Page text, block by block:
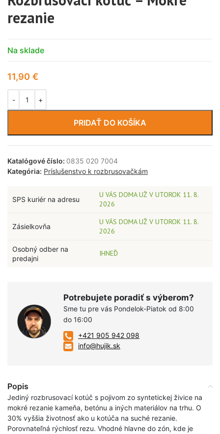
rezanie
Na sklade
11,90 €
PRIDAŤ DO KOŠÍKA
Katalógové číslo: 0835 020 7004
Kategória: Príslušenstvo k rozbrusovačkám
SPS kuriér na adresu
U VÁS DOMA UŽ V UTOROK 11. 8.
2026
Zásielkovňa
U VÁS DOMA UŽ V UTOROK 11. 8.
2026
Osobný odber na
predajni
IHNEĎ
Potrebujete poradiť s výberom?
Sme tu pre vás Pondelok-Piatok od 8:00
do 16:00
+421 905 942 098
info@hujik.sk
Popis
Jediný rozbrusovací kotúč s pojivom zo syntetickej živice na
mokré rezanie kameňa, betónu a iných materiálov na trhu. O
30% vyššia životnosť ako u kotúča na suché rezanie.
Porovnateľná rýchlosť rezu. Vhodné hlavne do zón, kde je